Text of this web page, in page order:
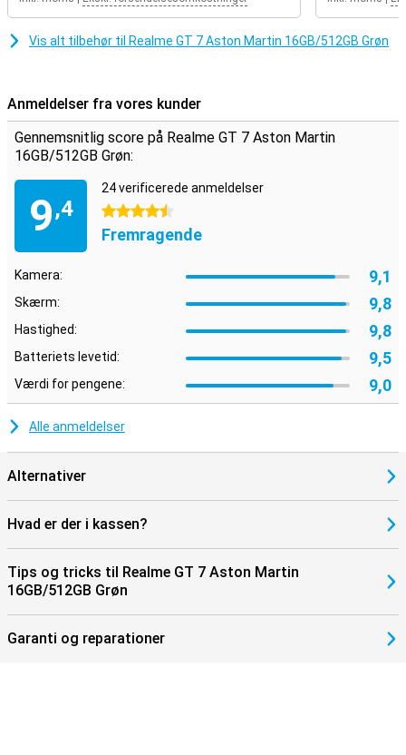
beskyttelse. Den har også en IP69-klassificering, hvilket betyder, at
den er modstandsdygtig over for støv og vand. Uanset om du er
hjemme, på farten eller på eventyr, er denne smartphone klar til
smart signalteknologi har du en stærk og stabil forbindelse, selv på
steder med et svagt signal. Den understøtter 5G, så du kan nyde
godt af lynhurtige downloads og flydende videochats. Med denne
smartphone kan du ubesværet holde kontakten med venner og
familie, arbejde uden afbrydelser og streame dit yndlingsindhold
uden problemer.
Vis alt tilbehør til Realme GT 7 Aston Martin 16GB/512GB Grøn
Anmeldelser fra vores kunder
Gennemsnitlig score på Realme GT 7 Aston Martin
16GB/512GB Grøn:
9,4
24 verificerede anmeldelser
4.5 stjerner
Fremragende
Kamera: 9,1
Skærm: 9,8
Hastighed: 9,8
Batteriets levetid: 9,5
Værdi for pengene: 9,0
Alle anmeldelser
Alternativer
Hvad er der i kassen?
Tips og tricks til Realme GT 7 Aston Martin
16GB/512GB Grøn
Garanti og reparationer